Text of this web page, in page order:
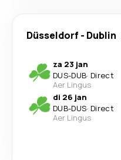
Düsseldorf - Dublin
za 23 jan
DUS-DUB· Direct
Aer Lingus
di 26 jan
DUB-DUS· Direct
Aer Lingus